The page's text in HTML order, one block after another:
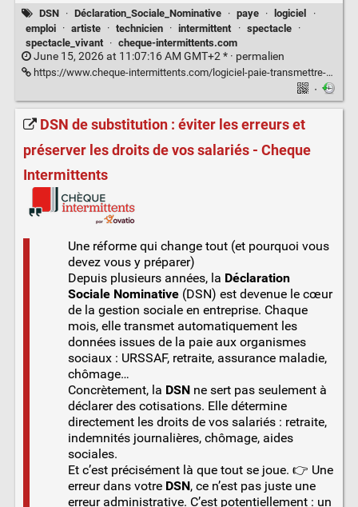
DSN · Déclaration_Sociale_Nominative · paye · logiciel
·
emploi
· artiste · technicien · intermittent · spectacle
·
spectacle_vivant
· cheque-intermittents.com
June 15, 2026 at 11:07:16 AM GMT+2 * · permalien
https://www.cheque-intermittents.com/logiciel-paie-transmettre-dsnc/
·
DSN de substitution : éviter les erreurs et
préserver les droits de vos salariés - Cheque
Intermittents
Une réforme qui change tout (et pourquoi vous
devez vous y préparer)
Depuis plusieurs années, la Déclaration
Sociale Nominative(DSN) est devenue le cœur
de la gestion sociale en entreprise. Chaque
mois, elle transmet automatiquement les
données issues de la paie aux organismes
sociaux : URSSAF, retraite, assurance maladie,
chômage…
Concrètement, la DSNne sert pas seulement à
déclarer des cotisations. Elle détermine
directement les droits de vos salariés : retraite,
indemnités journalières, chômage, aides
sociales.
Et c’est précisément là que tout se joue. 👉 Une
erreur dans votre DSN, ce n’est pas juste une
erreur administrative. C’est potentiellement : un